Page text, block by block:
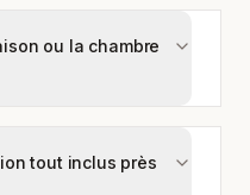
ou la chambre
tout inclus près